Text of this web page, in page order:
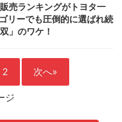
売ランキングがトヨタ一
リーでも圧倒的に選ばれ続
」のワケ！
2 次へ»
ジ